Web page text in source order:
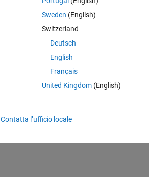
Sweden (English)
Switzerland
Deutsch
English
Français
United Kingdom(English)
Contatta l’ufficio locale